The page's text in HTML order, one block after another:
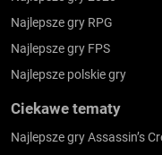
Najlepsze gry RPG
Najlepsze gry FPS
Najlepsze polskie gry
Ciekawe tematy
Najlepsze gry Assassin’s